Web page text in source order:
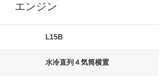
エンジン
L15B
水冷直列４気筒横置